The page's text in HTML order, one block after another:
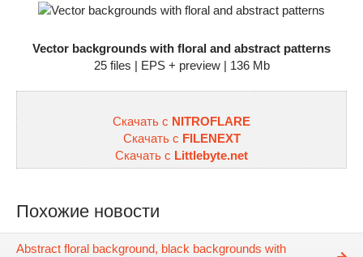
Vector backgrounds with floral and abstract patterns
25 files | EPS + preview | 136 Mb
Скачать с NITROFLARE
Скачать с FILENEXT
Скачать с Littlebyte.net
Похожие новости
Abstract floral background, black backgrounds with